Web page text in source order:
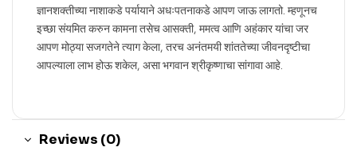
ज्ञानशक्तीच्या नाशाकडे पर्यायाने अधःपतनाकडे आपण जाऊ लागतो. म्हणूनच
इच्छा संयमित करुन कामना तसेच आसक्ती, ममत्व आणि अहंकार यांचा जर
आपण मोठ्या सजगतेने त्याग केला, तरच अनंतमयी शांततेच्या जीवनदृष्टीचा
आपल्याला लाभ होऊ शकेल, असा भगवान श्रीकृष्णाचा सांगावा आहे.
Reviews (0)